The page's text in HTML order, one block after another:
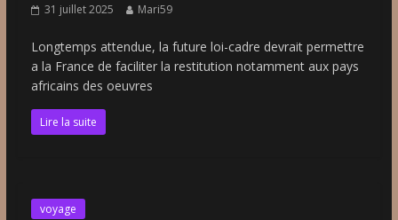
31 juillet 2025 Mari59
Longtemps attendue, la future loi-cadre devrait permettre
a la France de faciliter la restitution notamment aux pays
africains des oeuvres
Lire la suite
voyage